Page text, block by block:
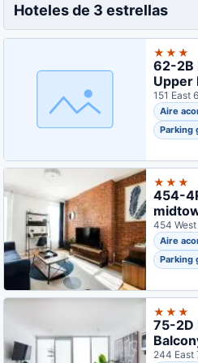
Hoteles de 3 estrellas
★★★
62-2B
Upper
Aire
Parking
★★★
454-
Aire
Parking
★★★
75-2D